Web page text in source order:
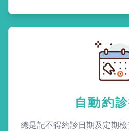
自動約
總是記不得約診日期及定期